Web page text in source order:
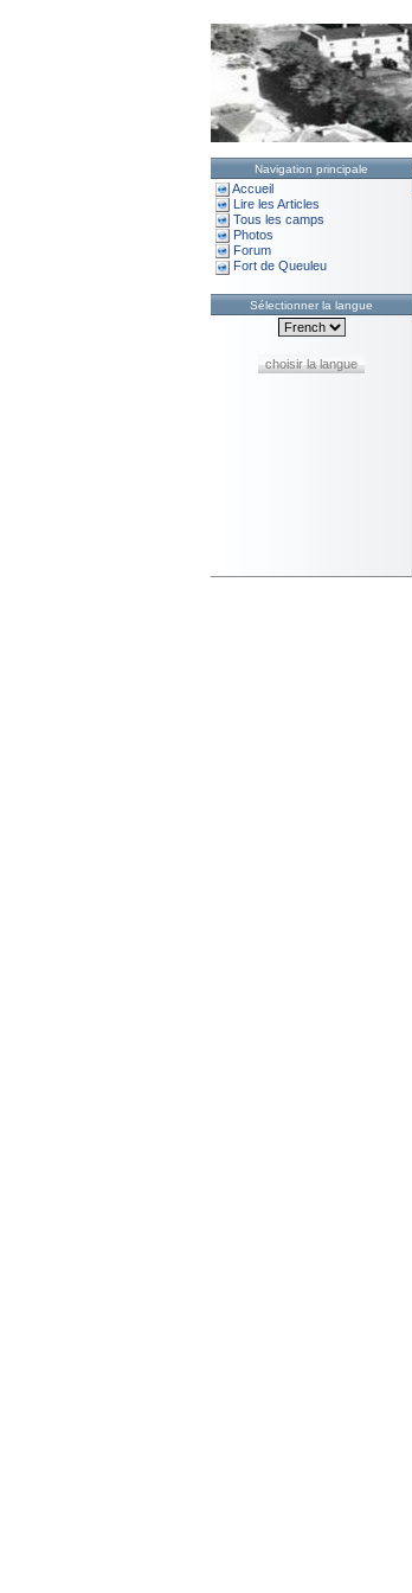
Navigation principale
Accueil
Lire les Articles
Tous les camps
Photos
Forum
Fort de Queuleu
Sélectionner la langue
choisir la langue